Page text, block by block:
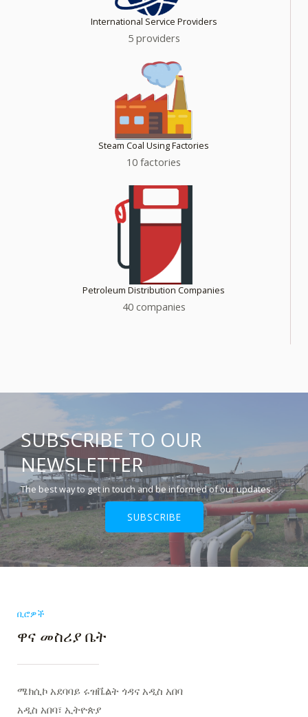
International Service Providers
5 providers
Steam Coal Using Factories
10 factories
Petroleum Distribution Companies
40 companies
SUBSCRIBE TO OUR
NEWSLETTER
The best way to get in touch and be informed of our updates.
SUBSCRIBE
ቢሮዎች
ዋና መስሪያ ቤት
ሜክሲኮ አደባባይ ሩዝቬልት ጎዳና አዲስ አበባ
አዲስ አበባ፣ ኢትዮጵያ